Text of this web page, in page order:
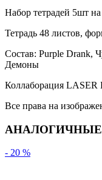
Набор тетрадей 5шт на
Тетрадь 48 листов,
Состав: Purple Drank,
Демоны
Коллаборация LASER
Все права на
- 20 %